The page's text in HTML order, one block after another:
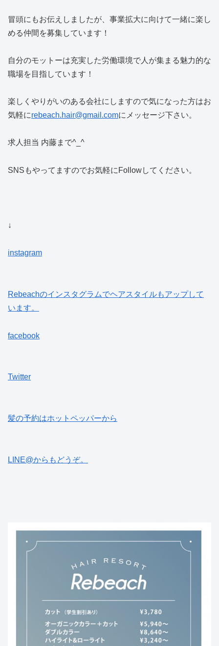
冒頭にもお伝えしましたが、事業拡大に向けて一緒に楽し
める仲間を募集しています！
自分のモットーは充実した労働環境で人が集まる魅力的な
職場を目指しています！
楽しくやりがいのある会社にしますので気になった方はお
気軽にrebeach.hair@gmail.comにメッセージ下さい。
求人担当 内藤まで^_^
SNSもやってますのでお気軽にFollowしてください。
↓
instagram
Rebeachのインスタグラムでヘアスタイルもアップして
います。
facebook
Twitter
髪の予約はホットペッパーから
LINE@からもどうぞ。